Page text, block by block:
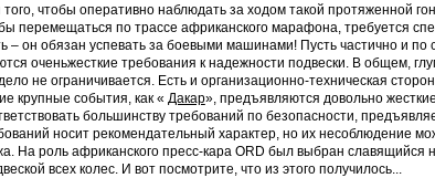
того, чтобы оперативно наблюдать за ходом такой протяженной
перемещаться по трассе африканского марафона, требуется
он обязан успевать за боевыми машинами! Пусть частично и по
оченьжесткие требования к надежности подвески. В общем,
не ограничивается. Есть и организационно-техническая
крупные события, как « Дакар», предъявляются довольно
большинству требований по безопасности,
носит рекомендательный характер, но их несоблюдение
На роль африканского пресс-кара ORD был выбран славящийся
всех колес. И вот посмотрите, что из этого получилось...